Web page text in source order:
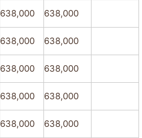
638,000
638,000
638,000
638,000
638,000
638,000
638,000
638,000
638,000
638,000